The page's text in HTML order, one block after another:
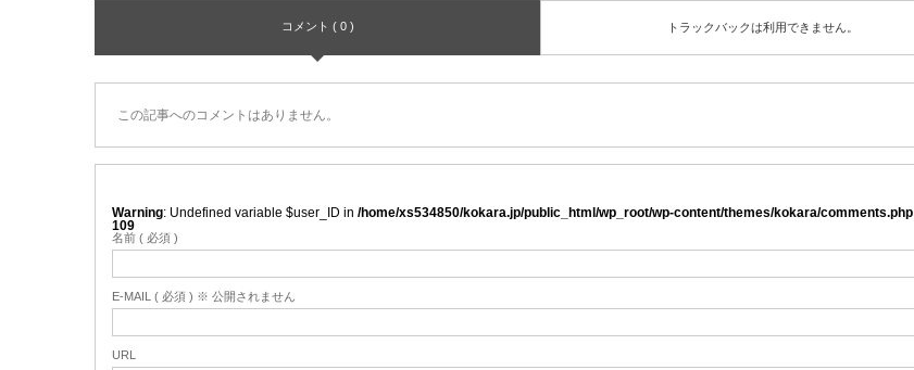
コメント ( 0 ) トラックバックは利用できません。
この記事へのコメントはありません。
Warning : Undefined variable $user_ID in /home/xs534850/kokara.jp/public_html/wp_root/wp-content/themes/kokara/comments.php
109
名前 ( 必須 )
E-MAIL ( 必須 ) ※ 公開されません
URL